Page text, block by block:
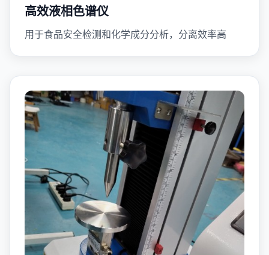
高效液相色谱仪
用于食品安全检测和化学成分分析，分离效率高